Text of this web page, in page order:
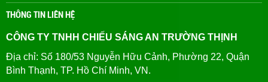
THÔNG TIN LIÊN HỆ
CÔNG TY TNHH CHIẾU SÁNG AN TRƯỜNG THỊNH
Địa chỉ: Số 180/53 Nguyễn Hữu Cảnh, Phường 22, Quận
Bình Thạnh, TP. Hồ Chí Minh, VN.